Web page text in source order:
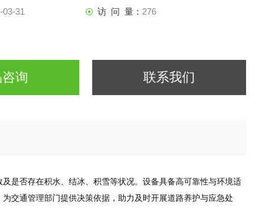
03-31 访 问 量： 276
询 联系我们
是否存在积水、结冰、积雪等状况。设备具备高可靠性与环境适
交通管理部门提供决策依据，助力及时开展道路养护与应急处